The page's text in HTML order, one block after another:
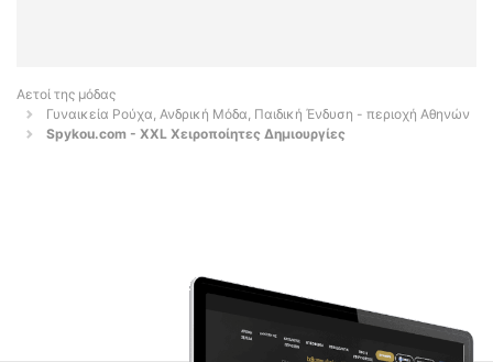
Αετοί της μόδας
Γυναικεία Ρούχα, Ανδρική Μόδα, Παιδική Ένδυση - περιοχή Αθηνών
Spykou.com - XXL Χειροποίητες Δημιουργίες